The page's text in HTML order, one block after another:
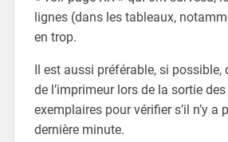
lignes (dans les tableaux,
en trop.
Il est aussi préférable, si possible,
de l’imprimeur lors de la sortie
exemplaires pour vérifier s’il n’y a
dernière minute.